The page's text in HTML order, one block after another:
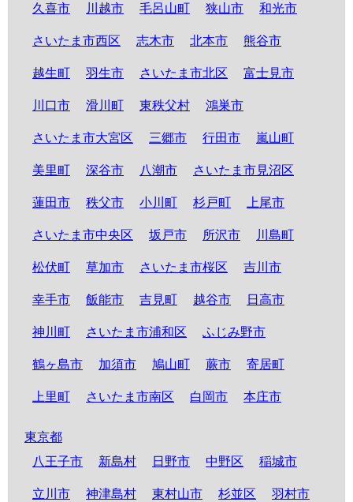
久喜市 川越市 毛呂山町 狭山市 和光市
さいたま市西区 志木市 北本市 熊谷市
越生町 羽生市 さいたま市北区 富士見市
川口市 滑川町 東秩父村 鴻巣市
さいたま市大宮区 三郷市 行田市 嵐山町
美里町 深谷市 八潮市 さいたま市見沼区
蓮田市 秩父市 小川町 杉戸町 上尾市
さいたま市中央区 坂戸市 所沢市 川島町
松伏町 草加市 さいたま市桜区 吉川市
幸手市 飯能市 吉見町 越谷市 日高市
神川町 さいたま市浦和区 ふじみ野市
鶴ヶ島市 加須市 鳩山町 蕨市 寄居町
上里町 さいたま市南区 白岡市 本庄市
東京都
八王子市
新島村 日野市 中野区 稲城市
立川市 神津島村 東村山市 杉並区 羽村市